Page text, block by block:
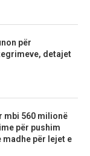
për
detajet
mbi 560 milionë
për pushim
madhe për lejet e